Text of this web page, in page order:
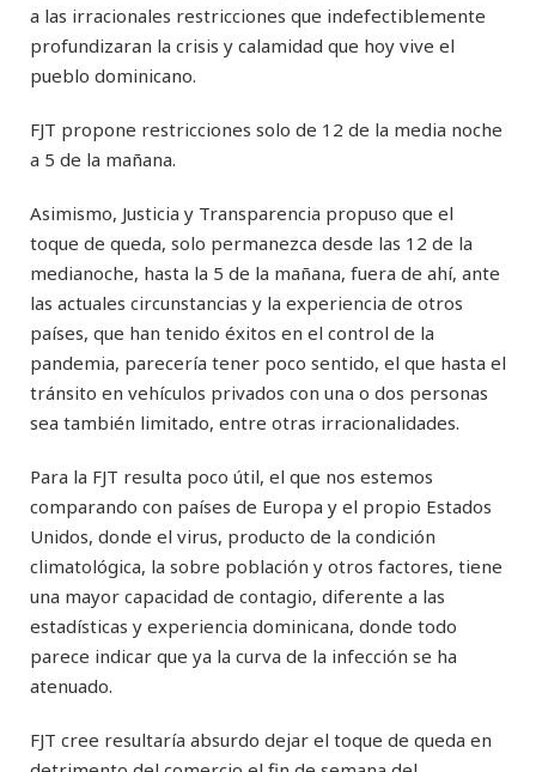
a las irracionales restricciones que indefectiblemente
profundizaran la crisis y calamidad que hoy vive el
pueblo dominicano.
FJT propone restricciones solo de 12 de la media noche
a 5 de la mañana.
Asimismo, Justicia y Transparencia propuso que el
toque de queda, solo permanezca desde las 12 de la
medianoche, hasta la 5 de la mañana, fuera de ahí, ante
las actuales circunstancias y la experiencia de otros
países, que han tenido éxitos en el control de la
pandemia, parecería tener poco sentido, el que hasta el
tránsito en vehículos privados con una o dos personas
sea también limitado, entre otras irracionalidades.
Para la FJT resulta poco útil, el que nos estemos
comparando con países de Europa y el propio Estados
Unidos, donde el virus, producto de la condición
climatológica, la sobre población y otros factores, tiene
una mayor capacidad de contagio, diferente a las
estadísticas y experiencia dominicana, donde todo
parece indicar que ya la curva de la infección se ha
atenuado.
FJT cree resultaría absurdo dejar el toque de queda en